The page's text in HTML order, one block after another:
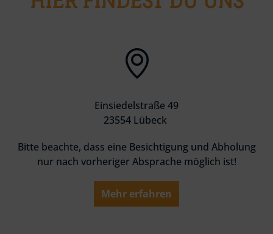
Einsiedelstraße 49
23554 Lübeck
Bitte beachte, dass eine Besichtigung und Abholung
nur nach vorheriger Absprache möglich ist!
Mehr erfahren